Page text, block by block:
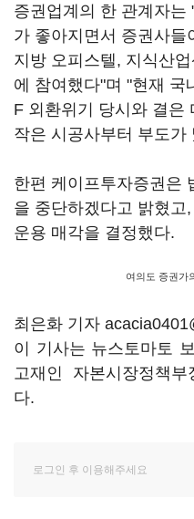
증권업계의 한 관계자는
가 좋아지면서 증권사
지방 오피스텔, 지식산
에 참여했다"며 "현재 국
F 외환위기 당시와 결은
작은 시공사부터 부도가
한편 케이프투자증권은
을 중단하겠다고 밝혔
운용 매각을 결정했다.
여의도 증권가
최은화 기자
이 기사는 뉴스토마토
고재인 자본시장정책부
다.